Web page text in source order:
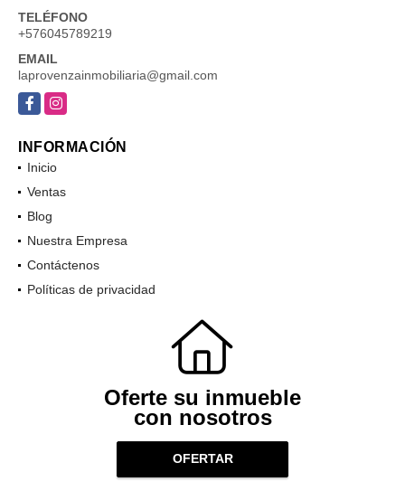
TELÉFONO
+576045789219
EMAIL
laprovenzainmobiliaria@gmail.com
FacebookInstagram
INFORMACIÓN
Inicio
Ventas
Blog
Nuestra Empresa
Contáctenos
Políticas de privacidad
Oferte su inmueble
con nosotros
OFERTAR